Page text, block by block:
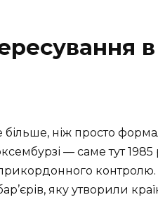
в
ніж просто
— саме тут 1985
контролю.
яку утворили